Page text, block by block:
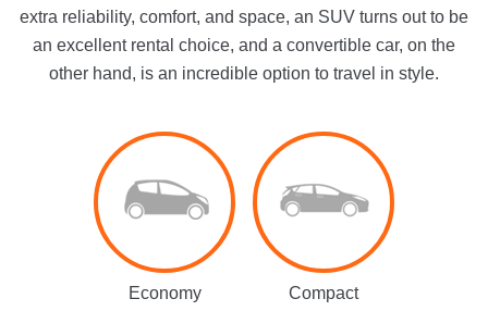
extra reliability, comfort, and space, an SUV turns out to be
an excellent rental choice, and a convertible car, on the
other hand, is an incredible option to travel in style.
Economy Compact